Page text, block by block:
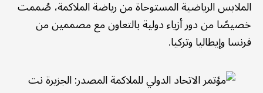
الملابس الرياضية المستوحاة من رياضة الملاكمة، صُممت
خصيصًا من دور أزياء دولية بالتعاون مع مصممين من
فرنسا وإيطاليا وتركيا.